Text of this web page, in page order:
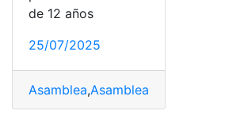
de 12 años
25/07/2025
Asamblea,Asamblea Nacional